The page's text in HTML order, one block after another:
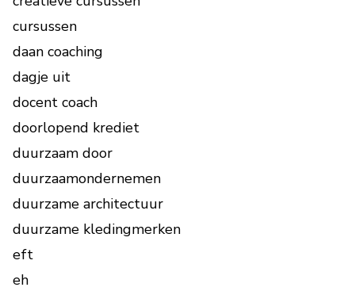
cursussen
daan coaching
dagje uit
docent coach
doorlopend krediet
duurzaam door
duurzaamondernemen
duurzame architectuur
duurzame kledingmerken
eft
eh